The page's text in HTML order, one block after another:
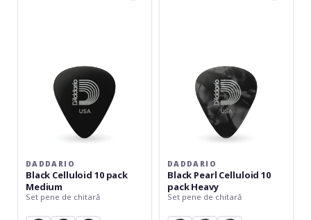
DADDARIO
Black Celluloid 10 pack
Medium
Set pene de chitară
DADDARIO
Black Pearl Celluloid 10
pack Heavy
Set pene de chitară